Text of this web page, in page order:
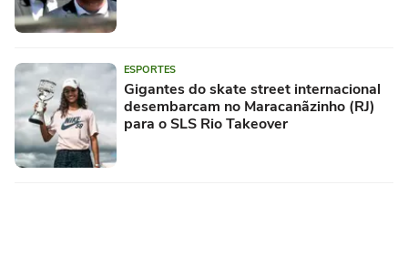
ESPORTES
Gigantes do skate street internacional
desembarcam no Maracanãzinho (RJ)
para o SLS Rio Takeover